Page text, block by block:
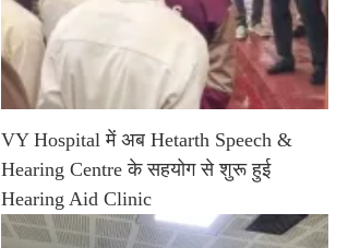
VY Hospital में अब Hetarth Speech &
Hearing Centre के सहयोग से शुरू हुई
Hearing Aid Clinic